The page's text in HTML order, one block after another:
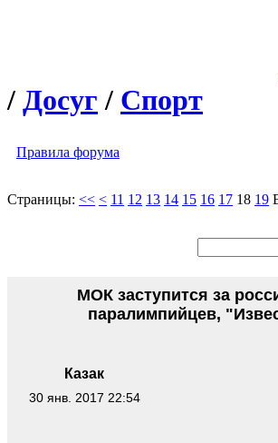
/ Досуг / Спорт
Правила форума
Страницы: << < 11 12 13 14 15 16 17 18 19
Казак
30 янв. 2017 22:54
МОК заступится за
паралимпийцев,